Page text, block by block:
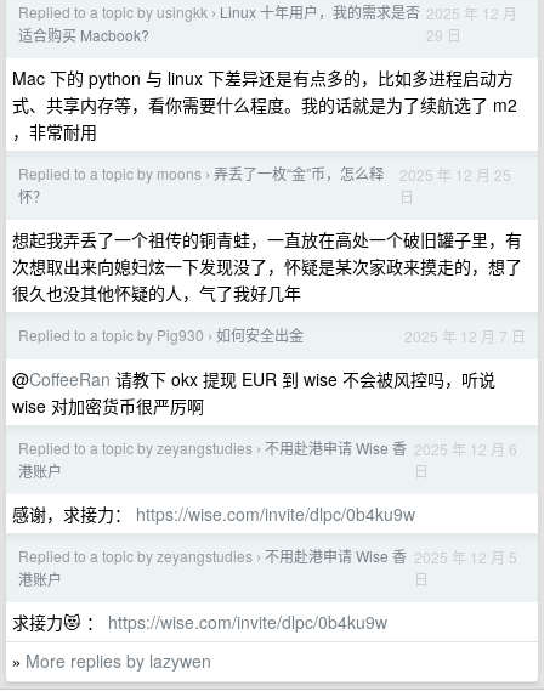
Replied to a topic by usingkk › Linux 十年用户，我的需求是否
适合购买 Macbook?
2025 年 12 月
29 日
Mac 下的 python 与 linux 下差异还是有点多的，比如多进程启动方
式、共享内存等，看你需要什么程度。我的话就是为了续航选了 m2
，非常耐用
Replied to a topic by moons › 弄丢了一枚“金”币，怎么释
怀？
2025 年 12 月 25
日
想起我弄丢了一个祖传的铜青蛙，一直放在高处一个破旧罐子里，有
次想取出来向媳妇炫一下发现没了，怀疑是某次家政来摸走的，想了
很久也没其他怀疑的人，气了我好几年
Replied to a topic by Pig930 › 如何安全出金 2025 年 12 月 7 日
@CoffeeRan 请教下 okx 提现 EUR 到 wise 不会被风控吗，听说
wise 对加密货币很严厉啊
Replied to a topic by zeyangstudies › 不用赴港申请 Wise 香
港账户
2025 年 12 月 6
日
感谢，求接力： https://wise.com/invite/dlpc/0b4ku9w
Replied to a topic by zeyangstudies › 不用赴港申请 Wise 香
港账户
2025 年 12 月 5
日
求接力😻 ： https://wise.com/invite/dlpc/0b4ku9w
» More replies by lazywen